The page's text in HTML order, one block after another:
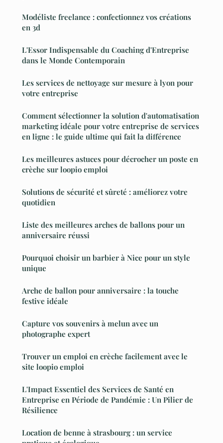
Modéliste freelance : confectionnez vos créations
en 3d
L'Essor Indispensable du Coaching d'Entreprise
dans le Monde Contemporain
Les services de nettoyage sur mesure à lyon pour
votre entreprise
Comment sélectionner la solution d'automatisation
marketing idéale pour votre entreprise de services
en ligne : le guide ultime qui fait la différence
Les meilleures astuces pour décrocher un poste en
crèche sur loopio emploi
Solutions de sécurité et sûreté : améliorez votre
quotidien
Liste des meilleures arches de ballons pour un
anniversaire réussi
Pourquoi choisir un barbier à Nice pour un style
unique
Arche de ballon pour anniversaire : la touche
festive idéale
Capture vos souvenirs à melun avec un
photographe expert
Trouver un emploi en crèche facilement avec le
site loopio emploi
L'Impact Essentiel des Services de Santé en
Entreprise en Période de Pandémie : Un Pilier de
Résilience
Location de benne à strasbourg : un service